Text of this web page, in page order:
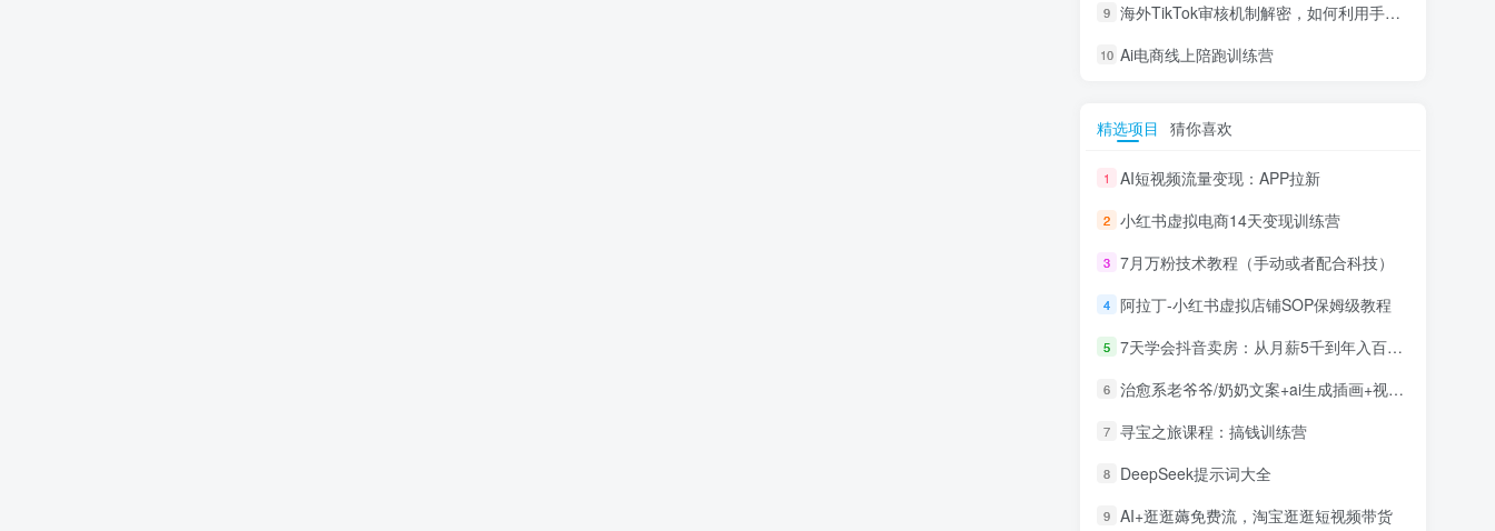
9 海外TikTok审核机制解密，如何利用手法轻松搬运过审
10 Ai电商线上陪跑训练营
精选项目 猜你喜欢
1 AI短视频流量变现：APP拉新
2 小红书虚拟电商14天变现训练营
3 7月万粉技术教程（手动或者配合科技）
4 阿拉丁-小红书虚拟店铺SOP保姆级教程
5 7天学会抖音卖房：从月薪5千到年入百万，新时代房产经纪人必备技能
6 治愈系老爷爷/奶奶文案+ai生成插画+视频号广告分成项目
7 寻宝之旅课程：搞钱训练营
8 DeepSeek提示词大全
9 AI+逛逛薅免费流，淘宝逛逛短视频带货